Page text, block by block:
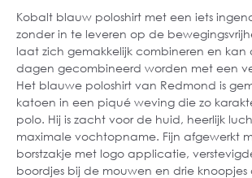
Kobalt blauw poloshirt met een iets
zonder in te leveren op de
laat zich gemakkelijk combineren en kan
dagen gecombineerd worden met een
Het blauwe poloshirt van Redmond is
katoen in een piqué weving die zo
polo. Hij is zacht voor de huid, heerlijk
maximale vochtopname. Fijn afgewerkt
borstzakje met logo applicatie,
boordjes bij de mouwen en drie